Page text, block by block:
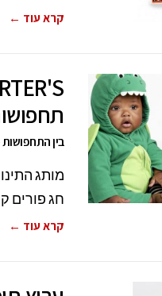
קרא עוד ←
בין
חג פורים
קרא עוד ←